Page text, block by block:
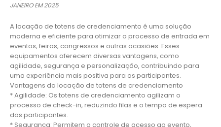
JANEIRO EM 2025
A locação de totens de credenciamento é uma solução
moderna e eficiente para otimizar o processo de entrada em
eventos, feiras, congressos e outras ocasiões. Esses
equipamentos oferecem diversas vantagens, como
agilidade, segurança e personalização, contribuindo para
uma experiência mais positiva para os participantes.
Vantagens da locação de totens de credenciamento
* Agilidade: Os totens de credenciamento agilizam o
processo de check-in, reduzindo filas e o tempo de espera
dos participantes.
* Segurança: Permitem o controle de acesso ao evento,